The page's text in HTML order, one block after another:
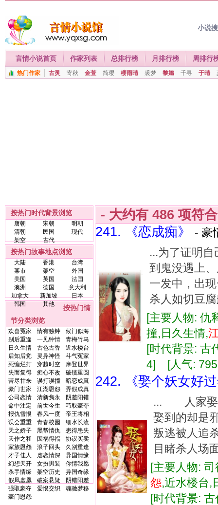
小说
言情小说首页 作家列表 总排行榜 月排行榜 周排行
热门作家 古灵 寄秋 金萱 简璎 楼雨晴 裘梦 黎孅 千寻 于晴
按热门时代背景浏览
唐朝 宋朝
明朝
清朝
民国
现代
架空
古代
按热门故事地点浏览
大陆 香港
台湾
某市
架空
外国
美国
英国
法国
澳洲
德国
意大利
加拿大
新加坡
日本
韩国
其他
按热门情
节分类浏览
欢喜冤家 情有独钟
候门似海
别后重逢
一见钟情
青梅竹马
日久生情
古色古香
近水楼台
后知后觉
灵异神怪
斗气冤家
死缠烂打
穿越时空
摩登世界
失而复得
痴心不改
破镜重圆
苦尽甘来
误打误撞
暗恋成真
豪门世家
江湖恩怨
弄假成真
公司恋情
清新隽永
阴差阳错
命中注定
前世今生
巧取豪夺
报仇雪恨
春风一度
帝王将相
误会重重
青春校园
细水长流
天之娇子
黑帮情仇
患得患失
天作之和
因祸得福
协议买卖
家族恩怨
浪子回头
久别重逢
才子佳人
虐恋情深
异国情缘
幻想天开
女扮男装
你情我愿
杀手情缘
架空历史
异国奇缘
假凤虚凰
破案悬疑
阴错阳差
强取豪夺
爱恨交织
魂驰梦移
豪门恩怨
- 大约有 486 项符
241. 《恋成痴》
- 豪
...为了证明
到鬼没遇上
一发中，出
杀人如切豆
[主要人物:
撞,日久生情,
[时代背景:
4] [人气:
242. 《娶个妖女好
... 人家娶
娶到的却
叛逃被人
目睹杀人
[主要人物:
怨,近水楼
[时代背景: